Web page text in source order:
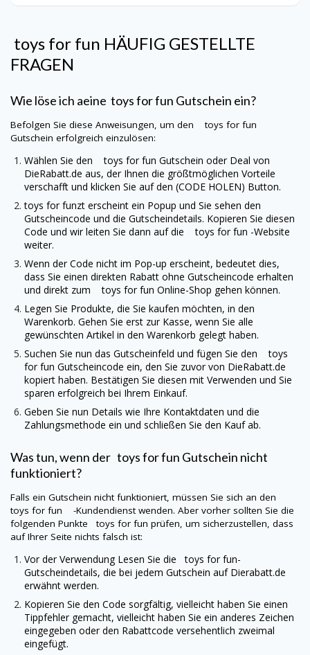
toys for fun HÄUFIG GESTELLTE
FRAGEN
Wie löse ich aeine toys for fun Gutschein ein?
Befolgen Sie diese Anweisungen, um den
toys for fun
Gutschein erfolgreich einzulösen:
Wählen Sie den toys for fun Gutschein oder Deal von
DieRabatt.de aus, der Ihnen die größtmöglichen Vorteile
verschafft und klicken Sie auf den (CODE HOLEN) Button.
toys for funzt erscheint ein Popup und Sie sehen den
Gutscheincode und die Gutscheindetails. Kopieren Sie diesen
Code und wir leiten Sie dann auf die
toys for fun -Website
weiter.
Wenn der Code nicht im Pop-up erscheint, bedeutet dies,
dass Sie einen direkten Rabatt ohne Gutscheincode erhalten
und direkt zum
toys for fun Online-Shop gehen können.
Legen Sie Produkte, die Sie kaufen möchten, in den
Warenkorb. Gehen Sie erst zur Kasse, wenn Sie alle
gewünschten Artikel in den Warenkorb gelegt haben.
Suchen Sie nun das Gutscheinfeld und fügen Sie den
toys
for fun Gutscheincode ein, den Sie zuvor von DieRabatt.de
kopiert haben. Bestätigen Sie diesen mit Verwenden und Sie
sparen erfolgreich bei Ihrem Einkauf.
Geben Sie nun Details wie Ihre Kontaktdaten und die
Zahlungsmethode ein und schließen Sie den Kauf ab.
Was tun, wenn der toys for fun Gutschein nicht
funktioniert?
Falls ein Gutschein nicht funktioniert, müssen Sie sich an den
toys for fun -Kundendienst wenden. Aber vorher sollten Sie die
folgenden Punkte
toys for fun prüfen, um sicherzustellen, dass
auf Ihrer Seite nichts falsch ist:
Vor der Verwendung Lesen Sie die toys for fun-
Gutscheindetails, die bei jedem Gutschein auf Dierabatt.de
erwähnt werden.
Kopieren Sie den Code sorgfältig, vielleicht haben Sie einen
Tippfehler gemacht, vielleicht haben Sie ein anderes Zeichen
eingegeben oder den Rabattcode versehentlich zweimal
eingefügt.